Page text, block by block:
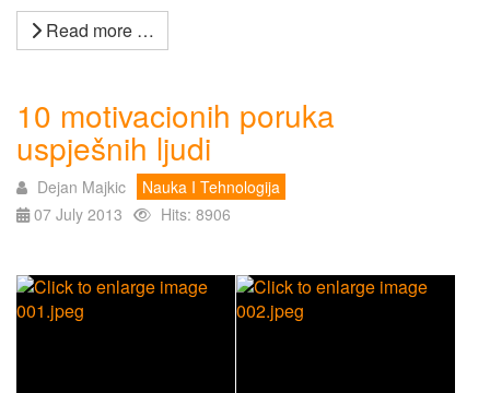
Read more …
10 motivacionih poruka
uspješnih ljudi
Dejan Majkic
Nauka I Tehnologija
07 July 2013
Hits: 8906